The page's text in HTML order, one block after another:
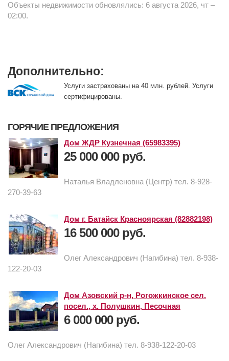
Объекты недвижимости обновлялись: 6 августа 2026, чт –
02:00.
Дополнительно:
Услуги застрахованы на 40 млн. рублей. Услуги
сертифицированы.
ГОРЯЧИЕ ПРЕДЛОЖЕНИЯ
Дом ЖДР Кузнечная (65983395)
25 000 000 руб.
Наталья Владленовна (Центр) тел. 8-928-
270-39-63
Дом г. Батайск Красноярская (82882198)
16 500 000 руб.
Олег Александрович (Нагибина) тел. 8-938-
122-20-03
Дом Азовский р-н, Рогожкинское сел.
посел., х. Полушкин, Песочная
6 000 000 руб.
Олег Александрович (Нагибина) тел. 8-938-122-20-03